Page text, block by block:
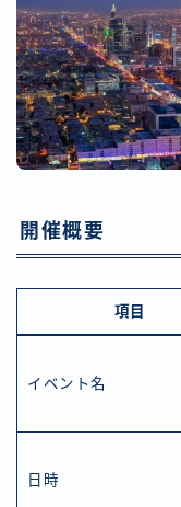
開催概要
項目
イベント名
日時